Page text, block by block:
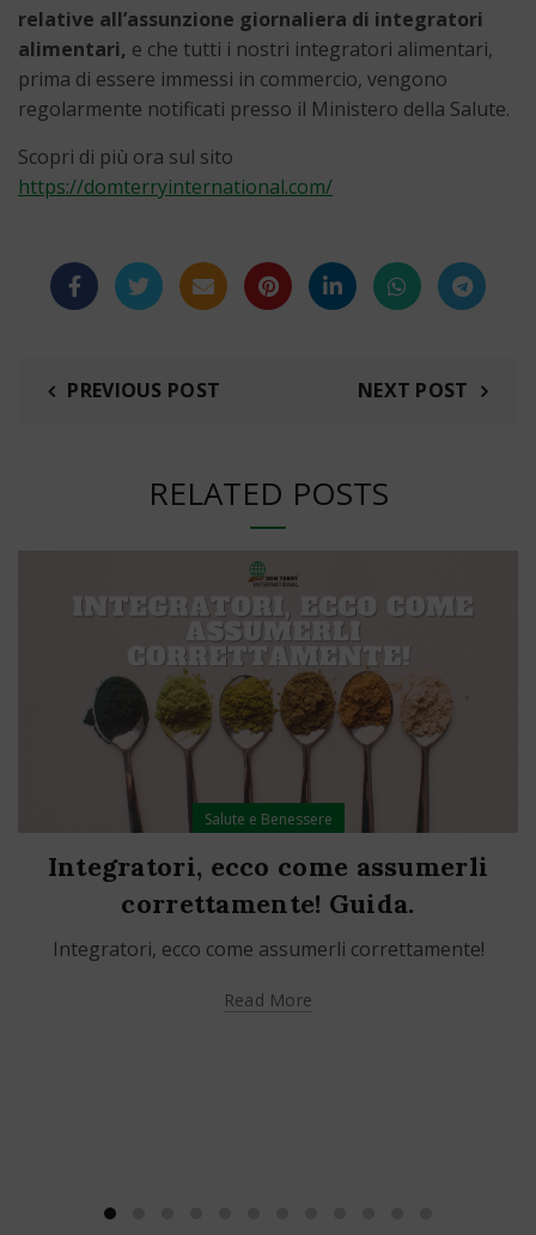
relative all’assunzione giornaliera di integratori
alimentari, e che tutti i nostri integratori alimentari,
prima di essere immessi in commercio, vengono
regolarmente notificati presso il Ministero della Salute.
Scopri di più ora sul sito
https://domterryinternational.com/
PREVIOUS POST NEXT POST
RELATED POSTS
Salute e Benessere
Integratori, ecco come assumerli
correttamente! Guida.
Integratori, ecco come assumerli correttamente!
Read More